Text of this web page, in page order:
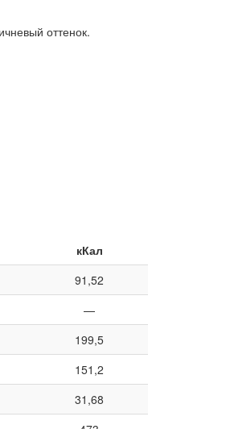
оттенок.
кКал
91,52
—
199,5
151,2
31,68